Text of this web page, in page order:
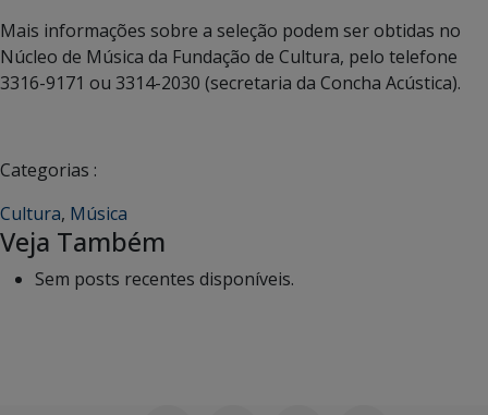
Mais informações sobre a seleção podem ser obtidas no
Núcleo de Música da Fundação de Cultura, pelo telefone
3316-9171 ou 3314-2030 (secretaria da Concha Acústica).
Categorias :
Cultura, Música
Veja Também
Sem posts recentes disponíveis.